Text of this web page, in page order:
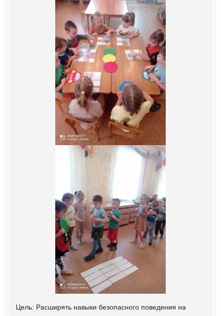
Цель: Расширять навыки безопасного поведения на